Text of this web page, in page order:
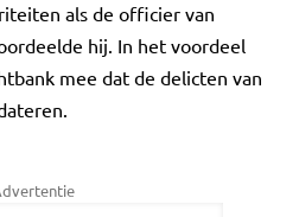
als de officier van
hij. In het voordeel
mee dat de delicten van